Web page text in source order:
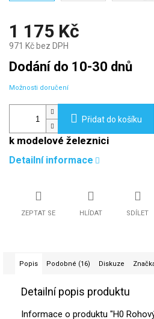
1 175 Kč
971 Kč bez DPH
Měrná
cena:
Dodání do 10-30 dnů
Možnosti doručení
Přidat do košíku
k modelové železnici
Detailní informace
ZEPTAT SE HLÍDAT SDÍLET
Popis Podobné (16) Diskuze
Detailní popis produktu
Informace o produktu "H0